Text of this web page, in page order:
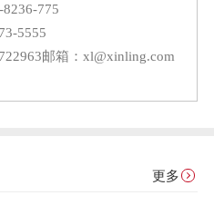
775
5555
邮箱：xl@xinling.com
更多